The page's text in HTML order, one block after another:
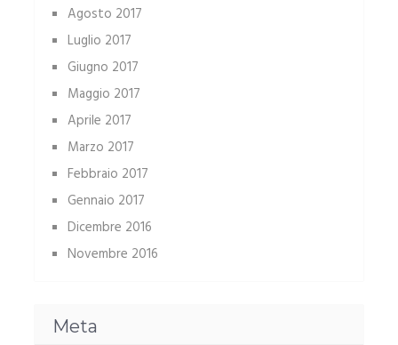
Agosto 2017
Luglio 2017
Giugno 2017
Maggio 2017
Aprile 2017
Marzo 2017
Febbraio 2017
Gennaio 2017
Dicembre 2016
Novembre 2016
Meta